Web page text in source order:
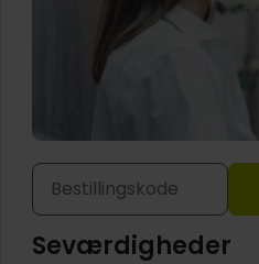
Seværdigheder